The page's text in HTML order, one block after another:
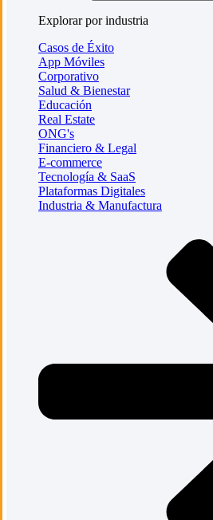
Explorar por industria
Casos de Éxito
App Móviles
Corporativo
Salud & Bienestar
Educación
Real Estate
ONG's
Financiero & Legal
E-commerce
Tecnología & SaaS
Plataformas Digitales
Industria & Manufactura